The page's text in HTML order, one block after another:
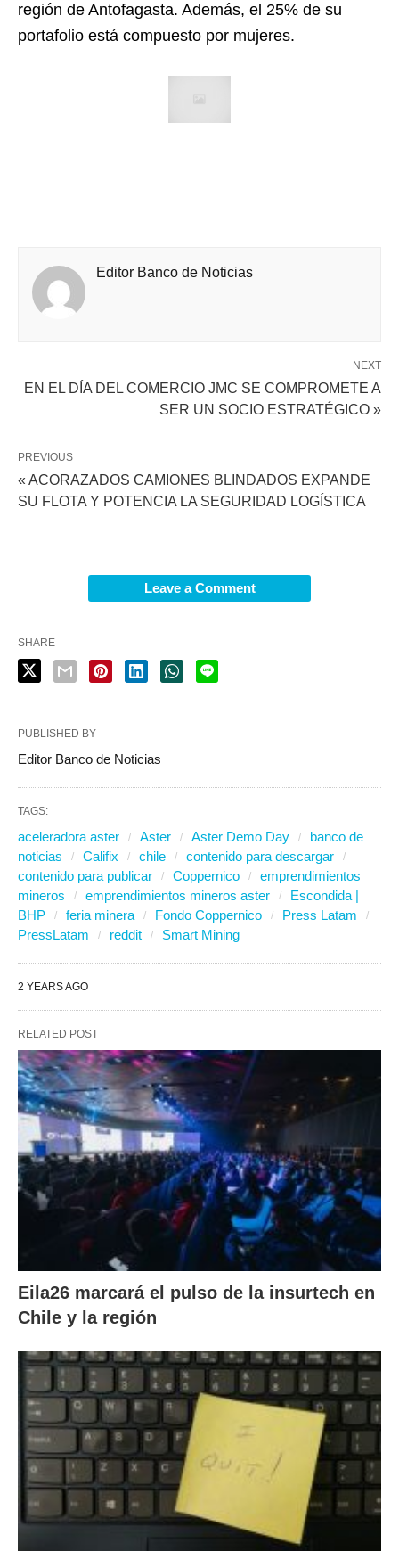
región de Antofagasta. Además, el 25% de su
portafolio está compuesto por mujeres.
Editor Banco de Noticias
NEXT
EN EL DÍA DEL COMERCIO JMC SE COMPROMETE A
SER UN SOCIO ESTRATÉGICO »
PREVIOUS
« ACORAZADOS CAMIONES BLINDADOS EXPANDE
SU FLOTA Y POTENCIA LA SEGURIDAD LOGÍSTICA
Leave a Comment
SHARE
PUBLISHED BY
Editor Banco de Noticias
TAGS:
aceleradora aster Aster Aster Demo Day
banco de
noticias
Califix chile
contenido para descargar
contenido para publicar
Coppernico
emprendimientos
mineros
emprendimientos mineros aster
Escondida |
BHP
feria minera Fondo Coppernico
Press Latam
PressLatam
reddit Smart Mining
2 YEARS AGO
RELATED POST
Eila26 marcará el pulso de la insurtech en
Chile y la región